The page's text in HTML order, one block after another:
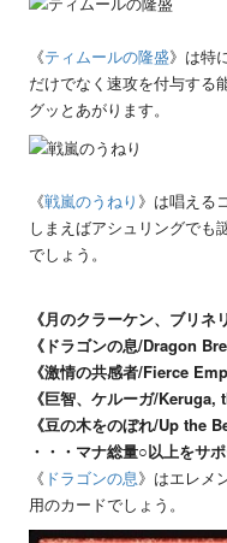
《ティムールの隆盛》は特
だけでなく速攻を付与する
グッとあがります。
《戦嵐のうねり 》は唱える
しまえばアシュリングでも
でしょう。
《月のクラーケン、ブリ
《ドラゴンの息/Dragon
《激情の共感者/Fierce
《巨智、ケルーガ/Keruga,
《豆の木をのぼれ/Up the
・・・マナ総量○以上をサ
《 ドラゴンの息》はエレメ
用のカードでしょう。